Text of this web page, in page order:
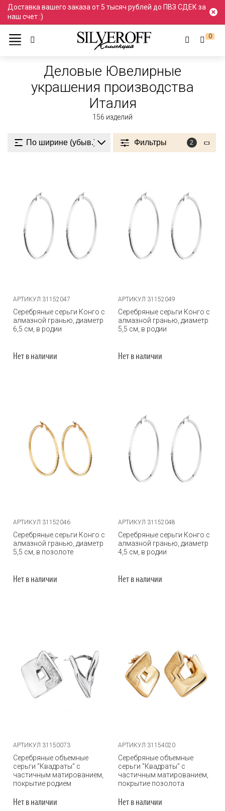
Доставка вашего заказа от 5 тысяч рублей до ПВЗ СДЕК за
наш счет :)
0
Ювелирные украшения
Деловой стиль
Деловые Ювелирные
украшения производства
Италия
156 изделий
Фильтры 2
АРТИКУЛ 31152047
Серебряные серьги Конго с
алмазной гранью, диаметр
6,5 см, в родии
Нет в наличии
АРТИКУЛ 31152049
Серебряные серьги Конго с
алмазной гранью, диаметр
5,5 см, в родии
Нет в наличии
АРТИКУЛ 31152046
Серебряные серьги Конго с
алмазной гранью, диаметр
5,5 см, в позолоте
Нет в наличии
АРТИКУЛ 31152048
Серебряные серьги Конго с
алмазной гранью, диаметр
4,5 см, в родии
Нет в наличии
АРТИКУЛ 31150073
Серебряные объемные
серьги "Квадраты" с
частичным матированием,
покрытие родием
Нет в наличии
АРТИКУЛ 31154020
Серебряные объемные
серьги "Квадраты" с
частичным матированием,
покрытие позолота
Нет в наличии